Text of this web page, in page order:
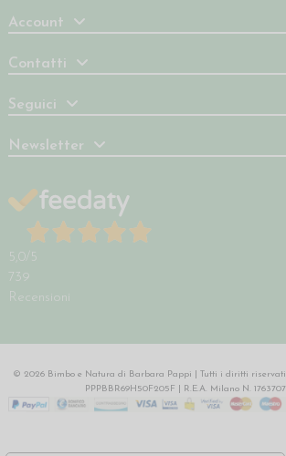
Account
Contatti
Seguici
Newsletter
5,0 /5
739
Recensioni
© 2026 Bimbo e Natura di Barbara Pappi | Tutti i diritti riservati |
PPPBBR69H50F205F | R.E.A. Milano N. 1763707